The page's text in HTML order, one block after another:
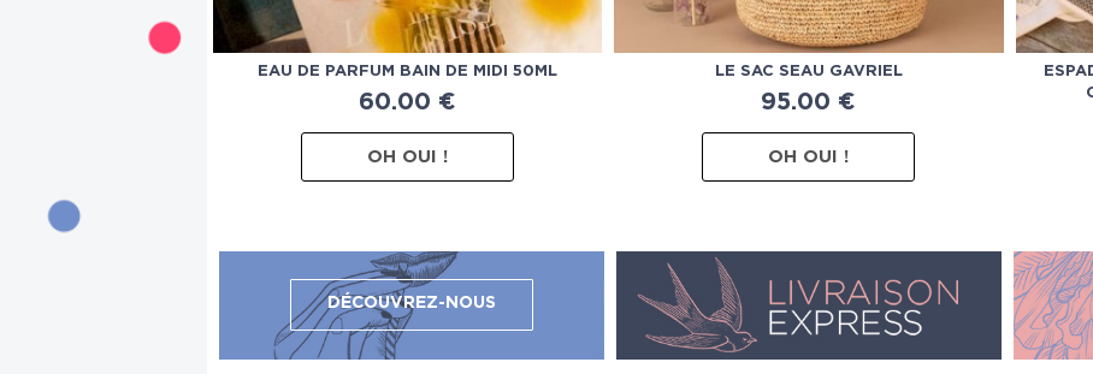
EAU DE PARFUM BAIN DE MIDI 50ML
60.00 €
OH OUI !
LE SAC SEAU GAVRIEL
95.00 €
OH OUI !
DÉCOUVREZ-NOUS